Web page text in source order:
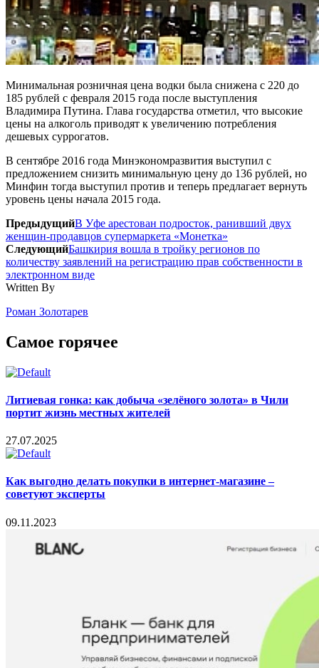
Минимальная розничная цена водки была снижена с 220 до
185 рублей с февраля 2015 года после выступления
Владимира Путина. Глава государства отметил, что высокие
цены на алкоголь приводят к увеличению потребления
дешевых суррогатов.
В сентябре 2016 года Минэкономразвития выступил с
предложением снизить минимальную цену до 136 рублей, но
Минфин тогда выступил против и теперь предлагает вернуть
уровень цены начала 2015 года.
ПредыдущийВ Уфе арестован подросток, ранивший двух
женщин-продавцов супермаркета «Монетка»
СледующийБашкирия вошла в тройку регионов по
количеству заявлений на регистрацию прав собственности в
электронном виде
Written By
Роман Золотарев
Самое горячее
Литиевая гонка: как добыча «зелёного золота» в Чили
портит жизнь местных жителей
27.07.2025
Как выгодно делать покупки в интернет-магазине –
советуют эксперты
09.11.2023